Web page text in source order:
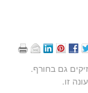
גם בחורף.
זו.